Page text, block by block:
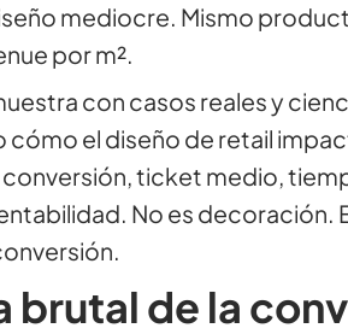
mediocre. Mismo
por m².
con casos reales y
el diseño de retail
ticket medio,
No es decoración.
brutal de la